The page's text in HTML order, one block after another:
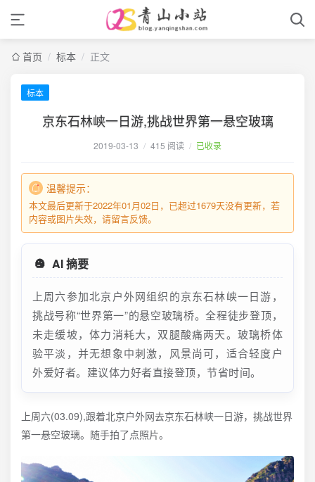
首页 / 标本 / 正文
标本
京东石林峡一日游,挑战世界第一悬空玻璃
2019-03-13 / 415 阅读 / 已收录
温馨提示：
本文最后更新于2022年01月02日，已超过1679天没有更新，若
内容或图片失效，请留言反馈。
AI 摘要
上周六参加北京户外网组织的京东石林峡一日游，
挑战号称“世界第一”的悬空玻璃桥。全程徒步登顶，
未走缓坡，体力消耗大，双腿酸痛两天。玻璃桥体
验平淡，并无想象中刺激，风景尚可，适合轻度户
外爱好者。建议体力好者直接登顶，节省时间。
上周六(03.09),跟着北京户外网去京东石林峡一日游，挑战世界
第一悬空玻璃。随手拍了点照片。